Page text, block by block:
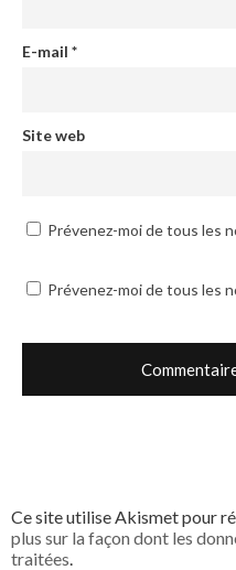
E-mail *
Site web
Prévenez-moi de tous les
Prévenez-moi de tous les
Ce site utilise Akismet pour
plus sur la façon dont les
traitées